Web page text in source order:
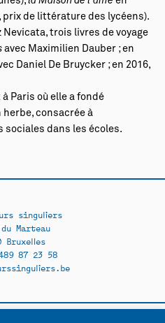
prix de littérature des lycéens).
Nevicata, trois livres de voyage
avec Maximilien Dauber ; en
Daniel De Bruycker ; en 2016,
Paris où elle a fondé
herbe, consacrée à
sociales dans les écoles.
singuliers
Marteau
Bruxelles
87 23 58